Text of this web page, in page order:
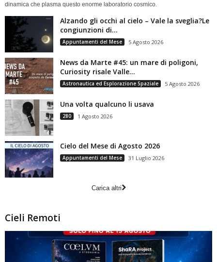
dinamica che plasma questo enorme laboratorio cosmico.
Alzando gli occhi al cielo – Vale la sveglia?Le
congiunzioni di...
Appuntamenti del Mese 5 Agosto 2026
News da Marte #45: un mare di poligoni,
Curiosity risale Valle...
Astronautica ed Esplorazione Spaziale 5 Agosto 2026
Una volta qualcuno li usava
280 1 Agosto 2026
Cielo del Mese di Agosto 2026
Appuntamenti del Mese 31 Luglio 2026
Carica altri
Cieli Remoti